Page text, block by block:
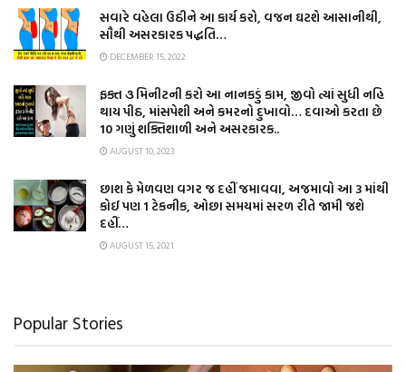
સવારે વહેલા ઉઠીને આ કાર્ય કરો, વજન ઘટશે આસાનીથી,
સૌથી અસરકારક પદ્ધતિ…
DECEMBER 15, 2022
ફક્ત ૩ મિનીટની કરો આ નાનકડું કામ, જીવો ત્યાં સુધી નહિ
થાય પીઠ, માંસપેશી અને કમરનો દુખાવો… દવાઓ કરતા છે
10 ગણું શક્તિશાળી અને અસરકારક..
AUGUST 10, 2023
છાશ કે મેળવણ વગર જ દહીં જમાવવા, અજમાવો આ 3 માંથી
કોઈ પણ 1 ટેકનીક, ઓછા સમયમાં સરળ રીતે જામી જશે
દહીં…
AUGUST 15, 2021
Popular Stories